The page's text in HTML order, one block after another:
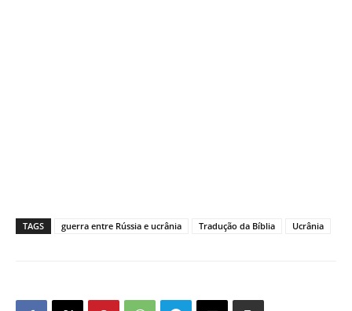
TAGS guerra entre Rússia e ucrânia Tradução da Bíblia Ucrânia